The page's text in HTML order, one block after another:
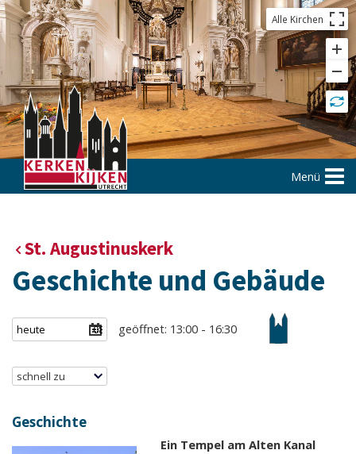
Alle Kirchen
Menü
St. Augustinuskerk
Geschichte und Gebäude
geöffnet: 13:00 - 16:30
schnell zu
Geschichte
Ein Tempel am Alten Kanal